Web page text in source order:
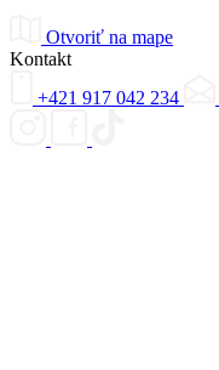
Otvoriť na mape
Kontakt
+421 917 042 234